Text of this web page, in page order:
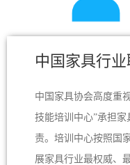
中国家具行
中国家具协会高度重
技能培训中心”承担
责。培训中心按照国
展家具行业最权威、